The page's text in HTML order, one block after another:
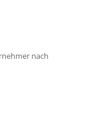
nach